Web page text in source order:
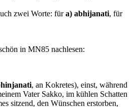
zwei Worte: füra) abhijanati, für
in MN85 nachlesen:
, an Kokretes), einst, während
Vater Sakko, im kühlen Schatten
sitzend, den Wünschen erstorben,